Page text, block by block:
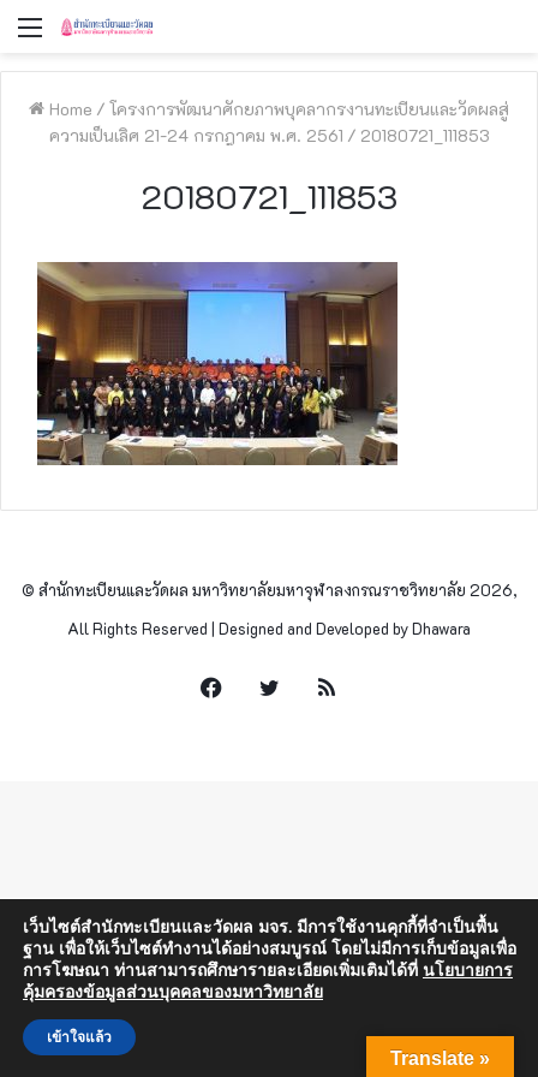
Menu
Home / โครงการพัฒนาศักยภาพบุคลากรงานทะเบียนและวัดผลสู่
ความเป็นเลิศ 21-24 กรกฎาคม พ.ศ. 2561 / 20180721_111853
20180721_111853
© สำนักทะเบียนและวัดผล มหาวิทยาลัยมหาจุฬาลงกรณราชวิทยาลัย 2026,
All Rights Reserved | Designed and Developed by Dhawara
FacebookTwitter
Translate »
เว็บไซต์สำนักทะเบียนและวัดผล มจร. มีการใช้งานคุกกี้ที่จำเป็นพื้น
ฐาน เพื่อให้เว็บไซต์ทำงานได้อย่างสมบูรณ์ โดยไม่มีการเก็บข้อมูลเพื่อ
การโฆษณา ท่านสามารถศึกษารายละเอียดเพิ่มเติมได้ที่ นโยบายการ
คุ้มครองข้อมูลส่วนบุคคลของมหาวิทยาลัย
เข้าใจแล้ว